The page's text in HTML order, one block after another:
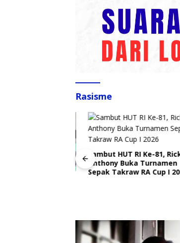
Rasisme
Sambut HUT RI Ke-81, Ricky
Anthony Buka Turnamen
Sepak Takraw RA Cup I 2026